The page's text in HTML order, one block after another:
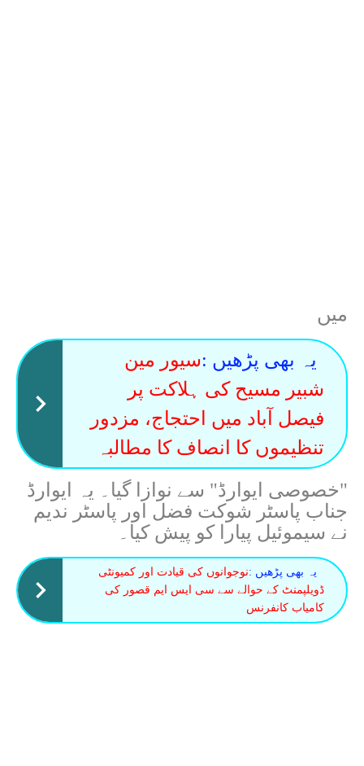
میں
یہ بھی پڑھیں :سیور مین
شبیر مسیح کی ہلاکت پر
فیصل آباد میں احتجاج، مزدور
تنظیموں کا انصاف کا مطالبہ
"خصوصی ایوارڈ" سے نوازا گیا۔ یہ ایوارڈ
جناب پاسٹر شوکت فضل اور پاسٹر ندیم
نے سیموئیل پیارا کو پیش کیا۔
یہ بھی پڑھیں :نوجوانوں کی قیادت اور کمیونٹی
ڈویلپمنٹ کے حوالے سے سی ایس ایم قصور کی
کامیاب کانفرنس